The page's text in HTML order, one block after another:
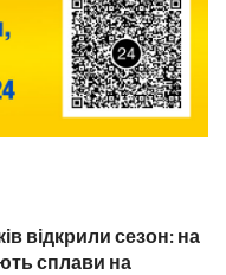
відкрили сезон: на
сплави на